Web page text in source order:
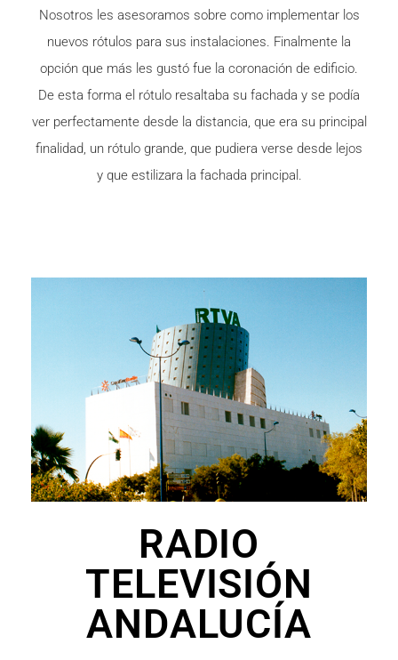
Nosotros les asesoramos sobre como implementar los
nuevos rótulos para sus instalaciones. Finalmente la
opción que más les gustó fue la coronación de edificio.
De esta forma el rótulo resaltaba su fachada y se podía
ver perfectamente desde la distancia, que era su principal
finalidad, un rótulo grande, que pudiera verse desde lejos
y que estilizara la fachada principal.
RADIO
TELEVISIÓN
ANDALUCÍA